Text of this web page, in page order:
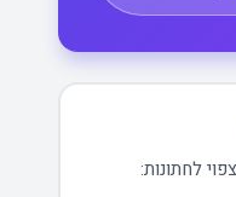
לחתונות: